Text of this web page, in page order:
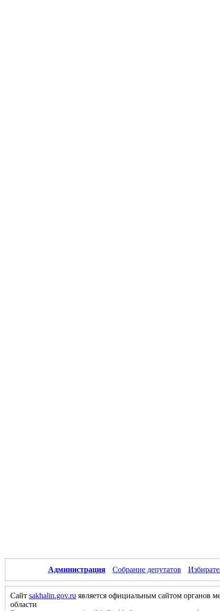
Администрация Собрание депутатов
Сайт sakhalin.gov.ru является официальным сайтом органов
области